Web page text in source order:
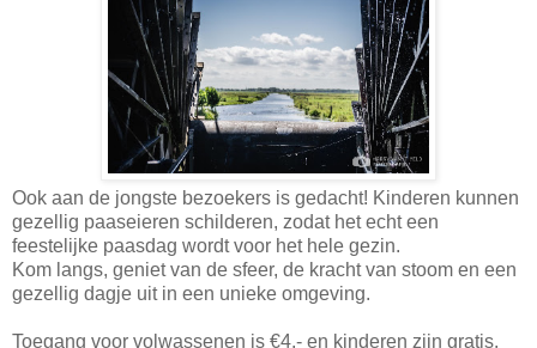
Ook aan de jongste bezoekers is gedacht! Kinderen kunnen
gezellig paaseieren schilderen, zodat het echt een
feestelijke paasdag wordt voor het hele gezin.
Kom langs, geniet van de sfeer, de kracht van stoom en een
gezellig dagje uit in een unieke omgeving.
Toegang voor volwassenen is €4,- en kinderen zijn gratis.